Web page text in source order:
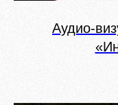
Аудио-